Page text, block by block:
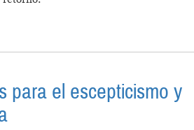
para el escepticismo y